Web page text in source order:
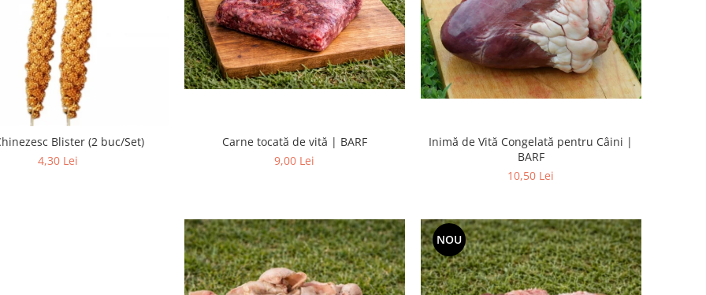
Blister (2 buc/Set)
4,30 Lei
Carne tocată de vită | BARF
9,00 Lei
Inimă de Vită Congelată pentru Câini |
BARF
10,50 Lei
NOU